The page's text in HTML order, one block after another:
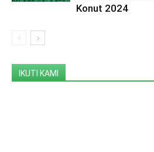
Konut 2024
IKUTI KAMI